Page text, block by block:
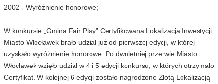
2002 - Wyróżnienie honorowe;
W konkursie „Gmina Fair Play” Certyfikowana Lokalizacja Inwestycji
Miasto Włocławek brało udział już od pierwszej edycji, w której
uzyskało wyróżnienie honorowe. Po dwuletniej przerwie Miasto
Włocławek wzięło udział w 4 i 5 edycji konkursu, w których otrzymało
Certyfikat. W kolejnej 6 edycji zostało nagrodzone Złotą Lokalizacją